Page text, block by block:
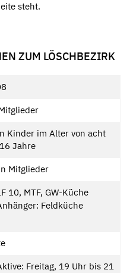
steht.
ZUM LÖSCHBEZIRK
Kinder im Alter von acht
Jahre
Mitglieder
10, MTF, GW-Küche
Feldküche
Freitag, 19 Uhr bis 21